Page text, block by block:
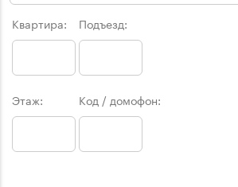
Квартира: Подъезд:
Этаж: Код / домофон: